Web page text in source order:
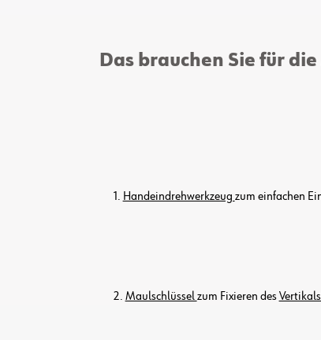
Das brauchen Sie für
1. Handeindrehwerkzeug zum einfachen
2. Maulschlüsselzum Fixieren des